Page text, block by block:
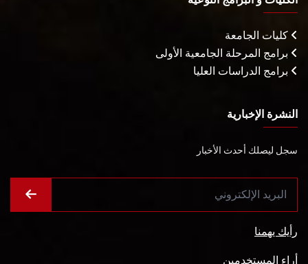
كليات الجامعة
برامج المرحلة الجامعية الأولى
برامج الدراسات العليا
النشرة الإخبارية
سجل ليصلك أحدث الأخبار
رأيك يهمنا
أراء المستخدمين